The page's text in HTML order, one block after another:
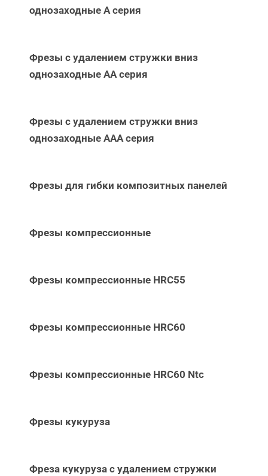
однозаходные А серия
Фрезы с удалением стружки вниз
однозаходные АА серия
Фрезы с удалением стружки вниз
однозаходные ААА серия
Фрезы для гибки композитных панелей
Фрезы компрессионные
Фрезы компрессионные HRC55
Фрезы компрессионные HRC60
Фрезы компрессионные HRC60 Ntc
Фрезы кукуруза
Фреза кукуруза с удалением стружки